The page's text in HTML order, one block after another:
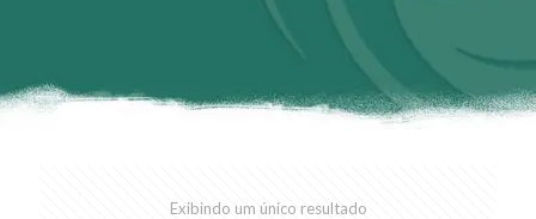
Exibindo um único resultado